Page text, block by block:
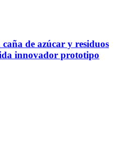
de azúcar y residuos
innovador prototipo